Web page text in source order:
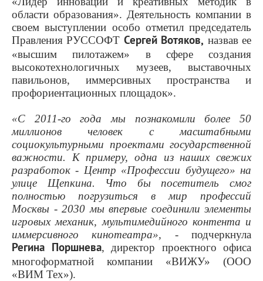
области образования». Деятельность компании в
своем выступлении особо отметил председатель
Правления РУССОФТ Сергей Вотяков, назвав ее
«высшим пилотажем» в сфере создания
высокотехнологичных музеев, выставочных
павильонов, иммерсивных пространства и
профориентационных площадок».
«С 2011-го года мы познакомили более 50
миллионов человек с масштабными
социокультурными проектами государственной
важности. К примеру, одна из наших свежих
разработок - Центр «Профессии будущего» на
улице Щепкина. Что бы посетитель смог
полностью погрузиться в мир профессий
Москвы - 2030 мы впервые соединили элементы
игровых механик, мультимедийного контента и
иммерсивного кинотеатра», - подчеркнула
Регина Поршнева, директор проектного офиса
многоформатной компании «ВИЖУ» (ООО
«ВИМ Тех»).